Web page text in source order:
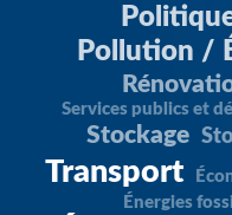
Pollution /
Services publics et
Stockage
Transport
Énergies